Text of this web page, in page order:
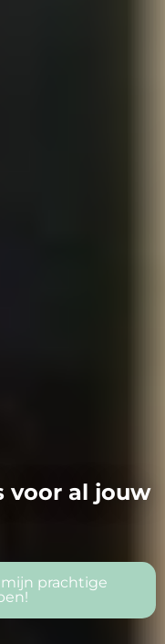
voor al jouw
prachtige